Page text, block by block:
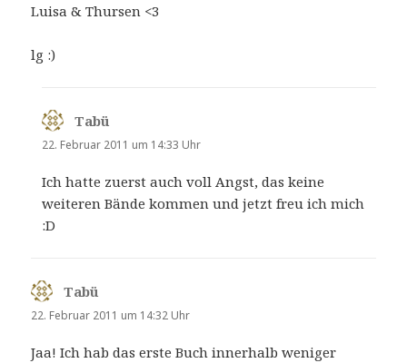
Luisa & Thursen <3
lg :)
Tabü
22. Februar 2011 um 14:33 Uhr
Ich hatte zuerst auch voll Angst, das keine
weiteren Bände kommen und jetzt freu ich mich
:D
Tabü
22. Februar 2011 um 14:32 Uhr
Jaa! Ich hab das erste Buch innerhalb weniger